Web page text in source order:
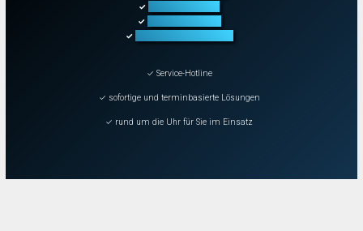
✓
✓
✓
✓ Service-Hotline
✓ sofortige und terminbasierte Lösungen
✓ rund um die Uhr für Sie im Einsatz